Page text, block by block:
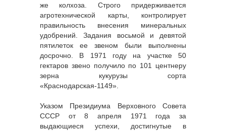
же колхоза. Строго придерживается
агротехнической карты, контролирует
правильность внесения минеральных
удобрений. Задания восьмой и девятой
пятилеток ее звеном были выполнены
досрочно. В 1971 году на участке 50
гектаров звено получило по 101 центнеру
зерна кукурузы сорта
«Краснодарская-1149».
Указом Президиума Верховного Совета
СССР от 8 апреля 1971 года за
выдающиеся успехи, достигнутые в